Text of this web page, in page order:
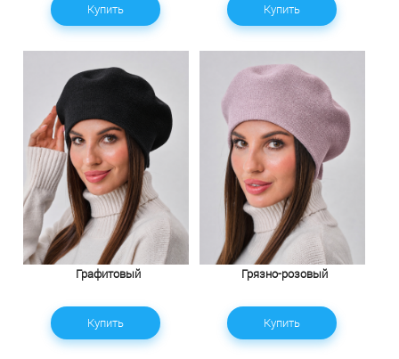
Купить Купить
Графитовый
Купить
Грязно-розовый
Купить